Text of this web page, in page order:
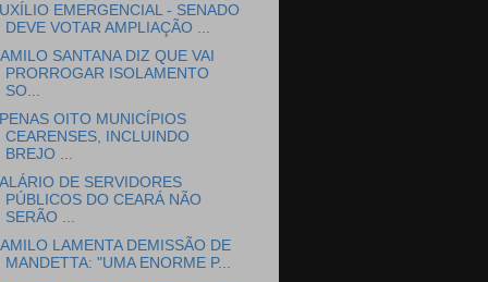
EMERGENCIAL - SENADO
DEVE VOTAR AMPLIAÇÃO ...
SANTANA DIZ QUE VAI
PRORROGAR ISOLAMENTO
SO...
OITO MUNICÍPIOS
CEARENSES, INCLUINDO
BREJO ...
DE SERVIDORES
PÚBLICOS DO CEARÁ NÃO
SERÃO ...
LAMENTA DEMISSÃO DE
MANDETTA: "UMA ENORME P...